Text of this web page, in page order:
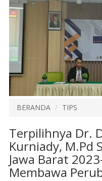
BERANDA TIPS
Terpilihnya Dr.
Kurniady, M.Pd
Jawa Barat
Membawa